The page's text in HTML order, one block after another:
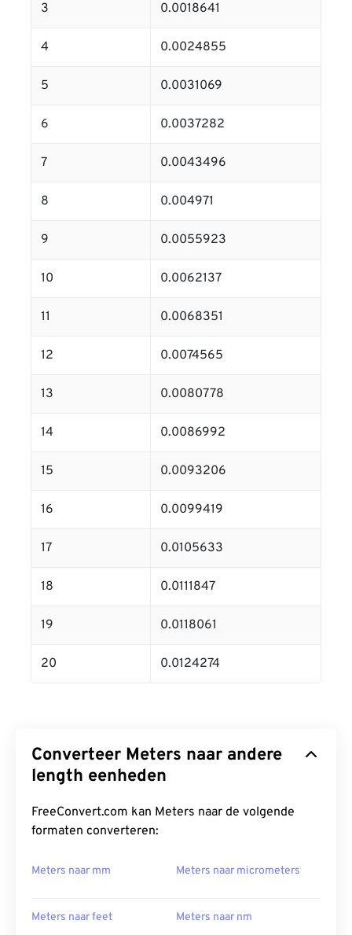
3 0.0018641
4 0.0024855
5 0.0031069
6 0.0037282
7 0.0043496
8 0.004971
9 0.0055923
10 0.0062137
11 0.0068351
12 0.0074565
13 0.0080778
14 0.0086992
15 0.0093206
16 0.0099419
17 0.0105633
18 0.0111847
19 0.0118061
20 0.0124274
Converteer Meters naar andere
length eenheden
FreeConvert.com kan Meters naar de volgende
formaten converteren:
Meters naar mm Meters naar micrometers
Meters naar feet Meters naar nm